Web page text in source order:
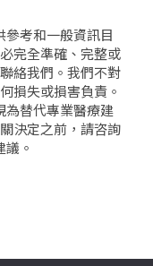
考和一般資訊目
完全準確、完整或
絡我們。我們不對
損失或損害負責。
為替代專業醫療建
決定之前，請咨詢
。